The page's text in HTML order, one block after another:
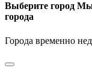
Выберите город Мы
города
Города временно